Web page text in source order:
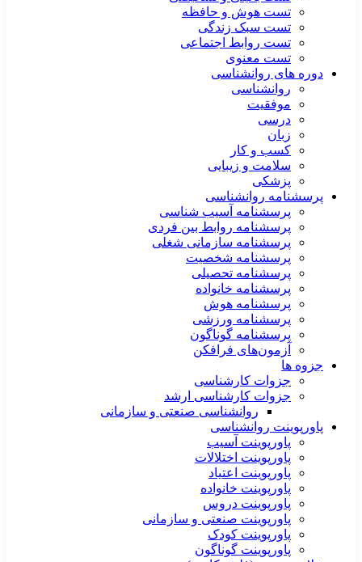
تست هوش و حافظه
تست سبک زندگی
تست روابط اجتماعی
تست معنوی
دوره های روانشناسی
روانشناسی
موفقیت
درسی
زبان
کسب و کار
سلامت و زیبایی
پزشکی
پرسشنامه روانشناسی
پرسشنامه آسیب شناسی
پرسشنامه روابط بین فردی
پرسشنامه سازمانی شغلی
پرسشنامه شخصیت
پرسشنامه تحصیلی
پرسشنامه خانواده
پرسشنامه هوش
پرسشنامه ورزشی
پرسشنامه گوناگون
آزمون‌های فرافکن
جزوه ها
جزوات کارشناسی
جزوات کارشناسی ارشد
روانشناسی صنعتی و سازمانی
پاورپوینت روانشناسی
پاورپوینت آسیب
پاورپوینت اختلالات
پاورپوینت اعتیاد
پاورپوینت خانواده
پاورپوینت دروس
پاورپوینت صنعتی و سازمانی
پاورپوینت کودک
پاورپوینت گوناگون